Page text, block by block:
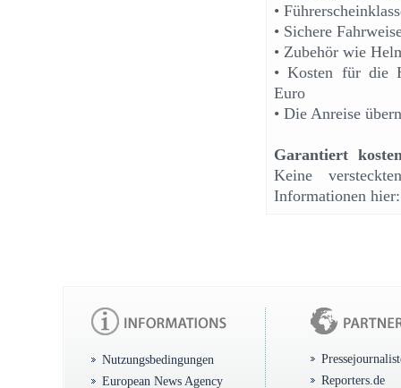
•
• Sichere
• Zubehör wie
• Kosten für die
Euro
• Die Anreise
Garantiert
Keine
Informationen
Nutzungsbedingungen
European News Agency
Reporters.de